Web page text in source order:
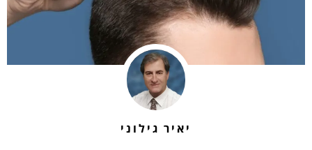
יאיר גילוני